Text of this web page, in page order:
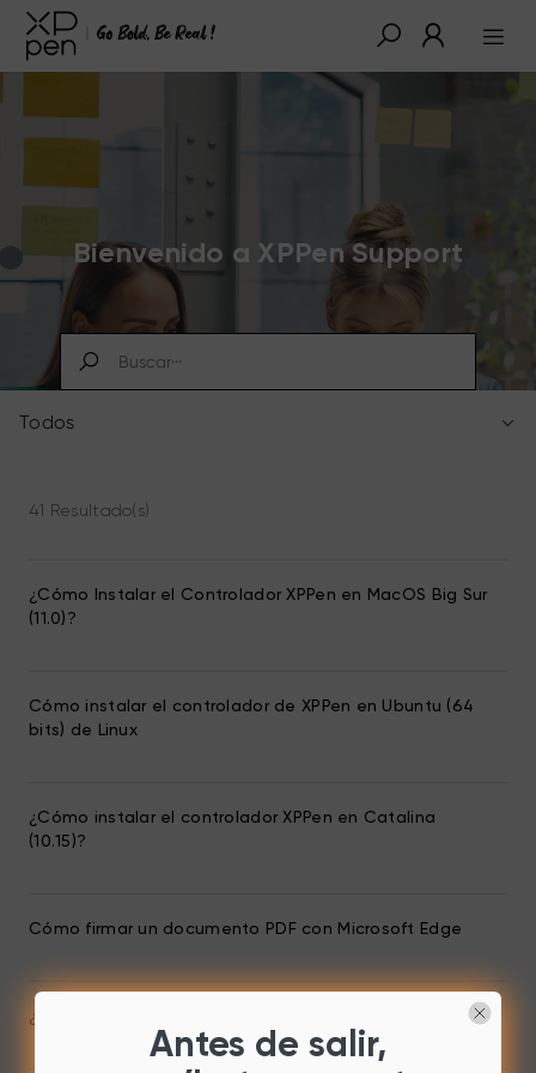
Bienvenido a XPPen Support
Todos
41 Resultado(s)
¿Cómo Instalar el Controlador XPPen en MacOS Big Sur
(11.0)?
Cómo instalar el controlador de XPPen en Ubuntu (64
bits) de Linux
¿Cómo instalar el controlador XPPen en Catalina
(10.15)?
Cómo firmar un documento PDF con Microsoft Edge
¿Cómo configurar las teclas express en Windows?
Antes de salir,